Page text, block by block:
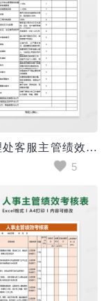
物业管理处客服主管绩效考核表excel模板
5